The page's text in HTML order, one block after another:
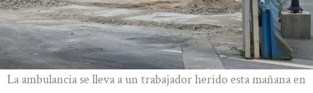
La ambulancia se lleva a un trabajador herido esta mañana en